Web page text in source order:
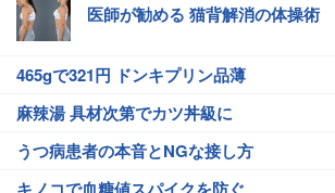
医師が勧める 猫背解消の体操術
465gで321円 ドンキプリン品薄
麻辣湯 具材次第でカツ丼級に
うつ病患者の本音とNGな接し方